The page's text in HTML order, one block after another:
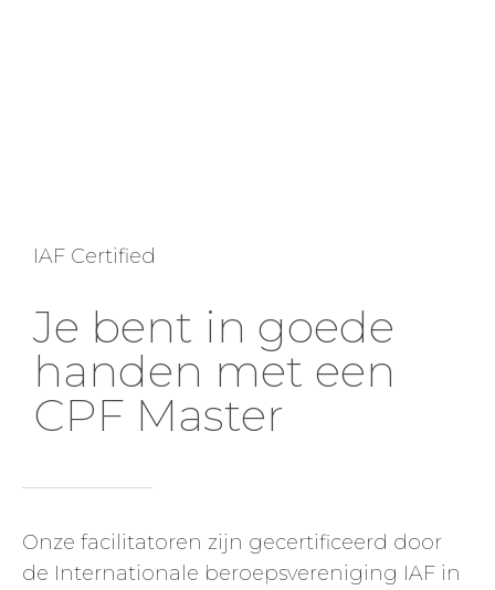
IAF Certified
Je bent in goede
handen met een
CPF Master
Onze facilitatoren zijn gecertificeerd door
de Internationale beroepsvereniging IAF in